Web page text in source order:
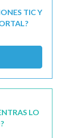
TIC Y
LO